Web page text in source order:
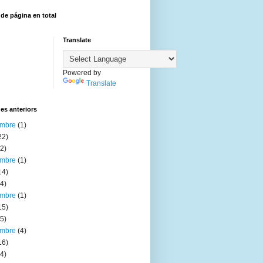
página en total
Translate
Powered by
Translate
anteriors
(1)
(1)
(1)
(4)